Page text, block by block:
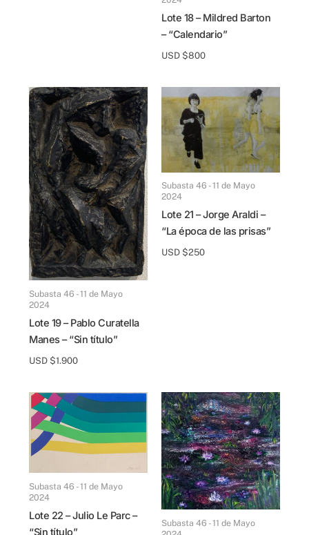
Lote 18 – Mildred Barton
– “Calendario”
USD $800
Subasta 46 - 11 de Mayo
2024
Lote 19 – Pablo Curatella
Manes – “Sin título”
USD $1.900
Subasta 46 - 11 de Mayo
2024
Lote 21 – Jorge Araldi –
“La época de las prisas”
USD $250
Subasta 46 - 11 de Mayo
2024
Lote 22 – Julio Le Parc –
“Sin título”
Subasta 46 - 11 de Mayo